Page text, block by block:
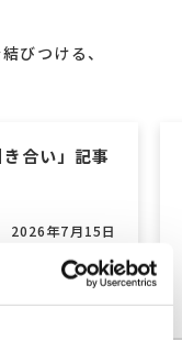
びつける、
合い」記事
2026年7月15日